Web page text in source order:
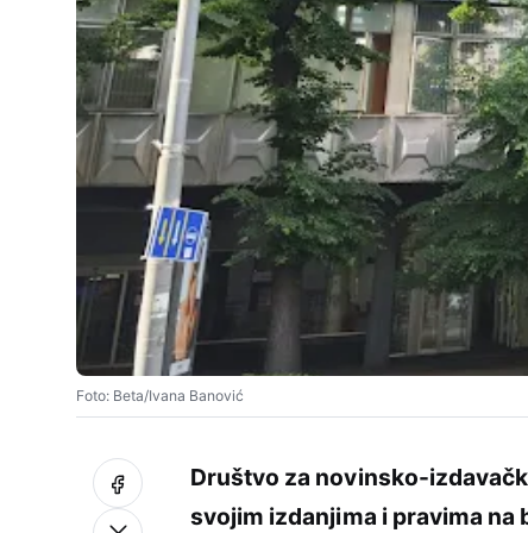
Foto: Beta/Ivana Banović
Društvo za novinsko-
svojim izdanjima i pravima na